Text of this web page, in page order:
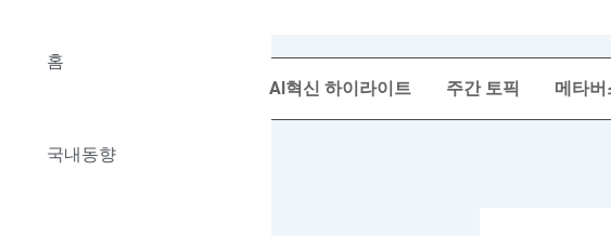
홈
국내동향
AI혁신 하이라이트 주간 토픽 메타